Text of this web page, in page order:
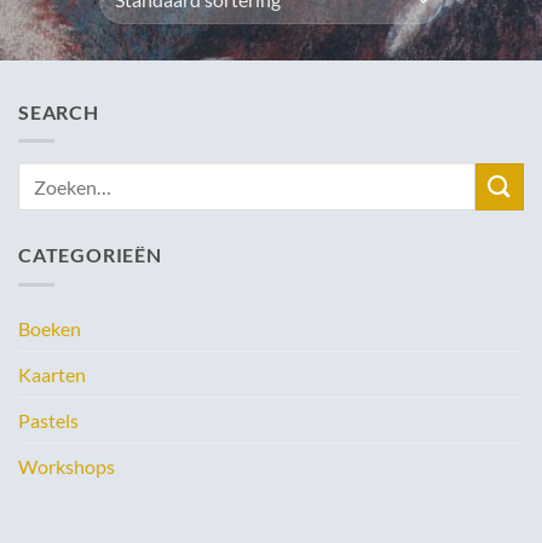
SEARCH
CATEGORIEËN
Boeken
Kaarten
Pastels
Workshops